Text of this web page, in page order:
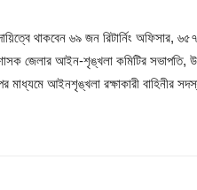
থাকবেন ৬৯ জন রিটার্নিং অফিসার,
জেলার আইন-শৃঙ্খলা কমিটির সভাপতি,
মাধ্যমে আইনশৃঙ্খলা রক্ষাকারী বাহিনীর